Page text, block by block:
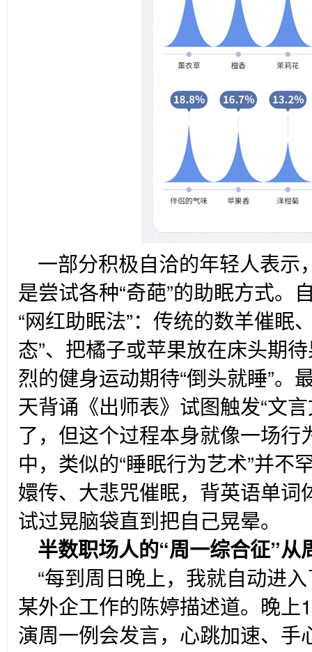
一部分积极自洽的年轻人表示
是尝试各种“奇葩”的助眠方式。
“网红助眠法”：传统的数羊催眠
态”、把橘子或苹果放在床头期
烈的健身运动期待“倒头就睡”。
天背诵《出师表》试图触发“文
了，但这个过程本身就像一场行
中，类似的“睡眠行为艺术”并不
嬛传、大悲咒催眠，背英语单词
试过晃脑袋直到把自己晃晕。
半数职场人的“周一综合征”从
“每到周日晚上，我就自动进
某外企工作的陈婷描述道。晚上
演周一例会发言，心跳加速、手